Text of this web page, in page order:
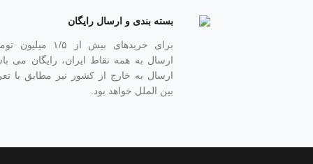
بسته بندی و ارسال رایگان
برای خریدهای بیش از ۱/۵
ارسال به همه نقاط ایران، رایگان می
ارسال به خارج از کشور نیز مطابق با
بین الملل خواهد بود.